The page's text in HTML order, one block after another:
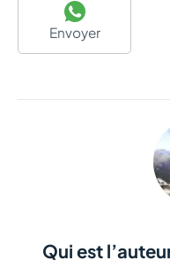
игры, Алексей смог
Это стало для него
Санкт-Петербурга.
в Cat казино и не
оказалась очень
крупных джекпотов.
бизнес. Екатерина
Envoyer
Qui est